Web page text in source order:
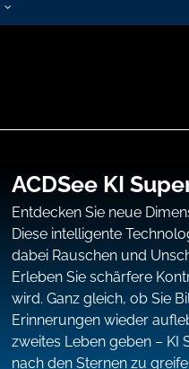
ACDSee KI
Entdecken Sie neue
Diese intelligente
dabei Rauschen und
Erleben Sie schärfere
wird. Ganz gleich, ob Sie
Erinnerungen wieder
zweites Leben geben – KI
nach den Sternen zu